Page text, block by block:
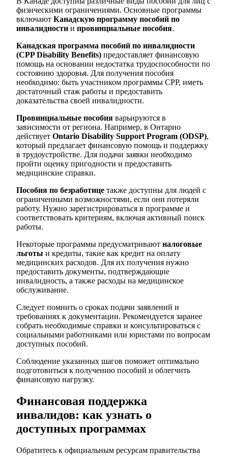
физическими ограничениями. Основные программы
включают Канадскую программу пособий по
инвалидности и провинциальные пособия.
Канадская программа пособий по инвалидности
(CPP Disability Benefits) предоставляет финансовую
помощь на основании недостатка трудоспособности по
состоянию здоровья. Для получения пособия
необходимо: быть участником программы CPP, иметь
достаточный стаж работы и предоставить
доказательства своей инвалидности.
Провинциальные пособия варьируются в
зависимости от региона. Например, в Онтарио
действует Ontario Disability Support Program (ODSP),
который предлагает финансовую помощь и поддержку
в трудоустройстве. Для подачи заявки необходимо
пройти оценку пригодности и предоставить
медицинские справки.
Пособия по безработице также доступны для людей с
ограниченными возможностями, если они потеряли
работу. Нужно зарегистрироваться в программе и
соответствовать критериям, включая активный поиск
работы.
Некоторые программы предусматривают налоговые
льготы и кредиты, такие как кредит на оплату
медицинских расходов. Для их получения нужно
предоставить документы, подтверждающие
инвалидность, а также расходы на медицинское
обслуживание.
Следует помнить о сроках подачи заявлений и
требованиях к документации. Рекомендуется заранее
собрать необходимые справки и консультироваться с
социальными работниками или юристами по вопросам
доступных пособий.
Соблюдение указанных шагов поможет оптимально
подготовиться к получению пособий и облегчить
финансовую нагрузку.
Финансовая поддержка
инвалидов: как узнать о
доступных программах
Обратитесь к официальным ресурсам правительства